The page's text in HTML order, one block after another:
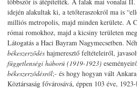
idején alakultak ki, a tetőteraszokról ma is
milliós metropolis, majd minden kerülete. A
római romokhoz, majd a kicsiny területen
Látogatás a Haci Bayram Nagymecsetben.
békeszerződés hajmeresztő feltételeiről,
függetlenségi háború (1919-1923)
békeszerződésről;- és hogy hogyan vált
Köztársaság fővárosává, éppen 103 éve,